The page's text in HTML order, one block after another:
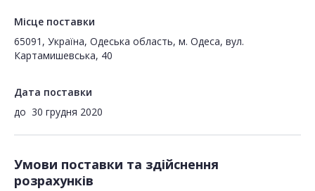
Місце поставки
65091, Україна, Одеська область, м. Одеса, вул.
Картамишевська, 40
Дата поставки
до 30 грудня 2020
Умови поставки та здійснення
розрахунків